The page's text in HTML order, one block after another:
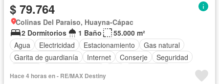
$ 79.764
Colinas Del Paraiso, Huayna-Cápac
2 Dormitorios
1 Baño
55.000 m²
Agua
Electricidad Estacionamiento
Gas natural
Garita de guardianía
Internet Conserje
Seguridad
Hace 4 horas en - RE/MAX Destiny